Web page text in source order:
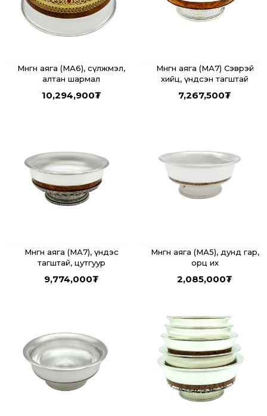
Мөнгөн аяга (МА6), сүлжмэл,
алтан шармал
10,294,900₮
Мөнгөн аяга (МА7) Сэврэй
хийц, үндсэн тагштай
7,267,500₮
Мөнгөн аяга (МА7), үндэс
тагштай, цутгуур
9,774,000₮
Мөнгөн аяга (МА5), дунд гар,
орц их
2,085,000₮